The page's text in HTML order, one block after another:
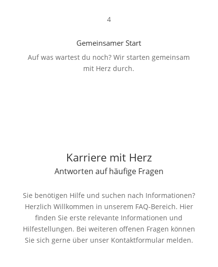
4
Gemeinsamer Start
Auf was wartest du noch? Wir starten gemeinsam
mit Herz durch.
Karriere mit Herz
Antworten auf häufige Fragen
Sie benötigen Hilfe und suchen nach Informationen?
Herzlich Willkommen in unserem FAQ-Bereich. Hier
finden Sie erste relevante Informationen und
Hilfestellungen. Bei weiteren offenen Fragen können
Sie sich gerne über unser Kontaktformular melden.